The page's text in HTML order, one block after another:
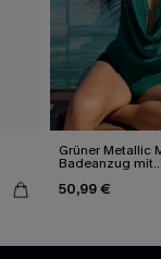
Grüner Metallic
Badeanzug mit
50,99 €